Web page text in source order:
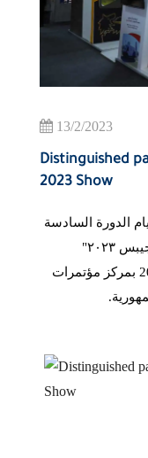
13/2/2023
Distinguished
2023 Show
الدورة السادسة
من مؤتمر ومعرض مصر الدولي للبترول "إيجيبس ٢٠٢٣"
والمنعقد خلال الفترة من 12 – 15 فبراير2023 بمركز مؤتمرات